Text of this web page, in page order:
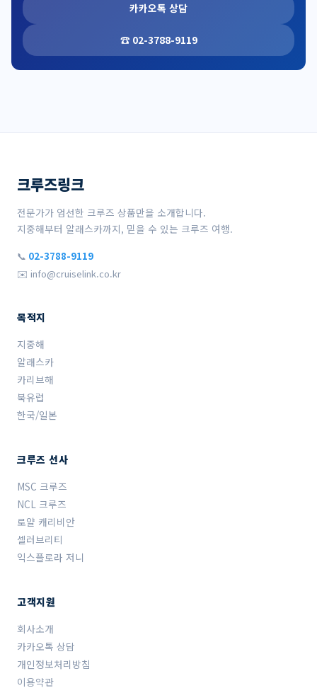
카카오톡 상담
☎ 02-3788-9119
크루즈링크
전문가가 엄선한 크루즈 상품만을 소개합니다.
지중해부터 알래스카까지, 믿을 수 있는 크루즈 여행.
📞 02-3788-9119
✉️ info@cruiselink.co.kr
목적지
지중해
알래스카
카리브해
북유럽
한국/일본
크루즈 선사
MSC 크루즈
NCL 크루즈
로얄 캐리비안
셀러브리티
익스플로라 저니
고객지원
회사소개
카카오톡 상담
개인정보처리방침
이용약관